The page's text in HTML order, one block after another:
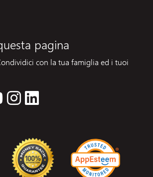
pagina
con la tua famiglia ed i tuoi